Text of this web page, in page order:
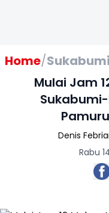
Home/Sukabumi
Mulai Jam
Denis
Rabu